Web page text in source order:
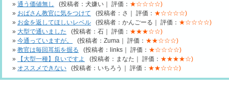
» 通う価値無し (投稿者：犬嫌い｜ 評価： ★☆☆☆☆)
» おばさん教官に気をつけて (投稿者：さ｜ 評価： ★☆☆☆☆)
» お金を返してほしいレベル (投稿者：かんごーる｜ 評価： ★☆☆☆☆)
» 大型で通いました (投稿者：石｜ 評価： ★★★☆☆)
» 今通っていますが。 (投稿者：Zuma｜ 評価： ★★☆☆☆)
» 教官は毎回耳垢を掘る (投稿者：links｜ 評価： ★☆☆☆☆)
»
【大型一種】良いですよ (投稿者：まなた｜ 評価： ★★★★☆)
» オススメできない (投稿者：いちろう｜ 評価： ★★☆☆☆)